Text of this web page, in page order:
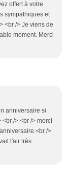
offert à votre
sympathiques et
<br /> Je viens de
moment. Merci
anniversaire si
/> <br /> merci
/>
l'air très